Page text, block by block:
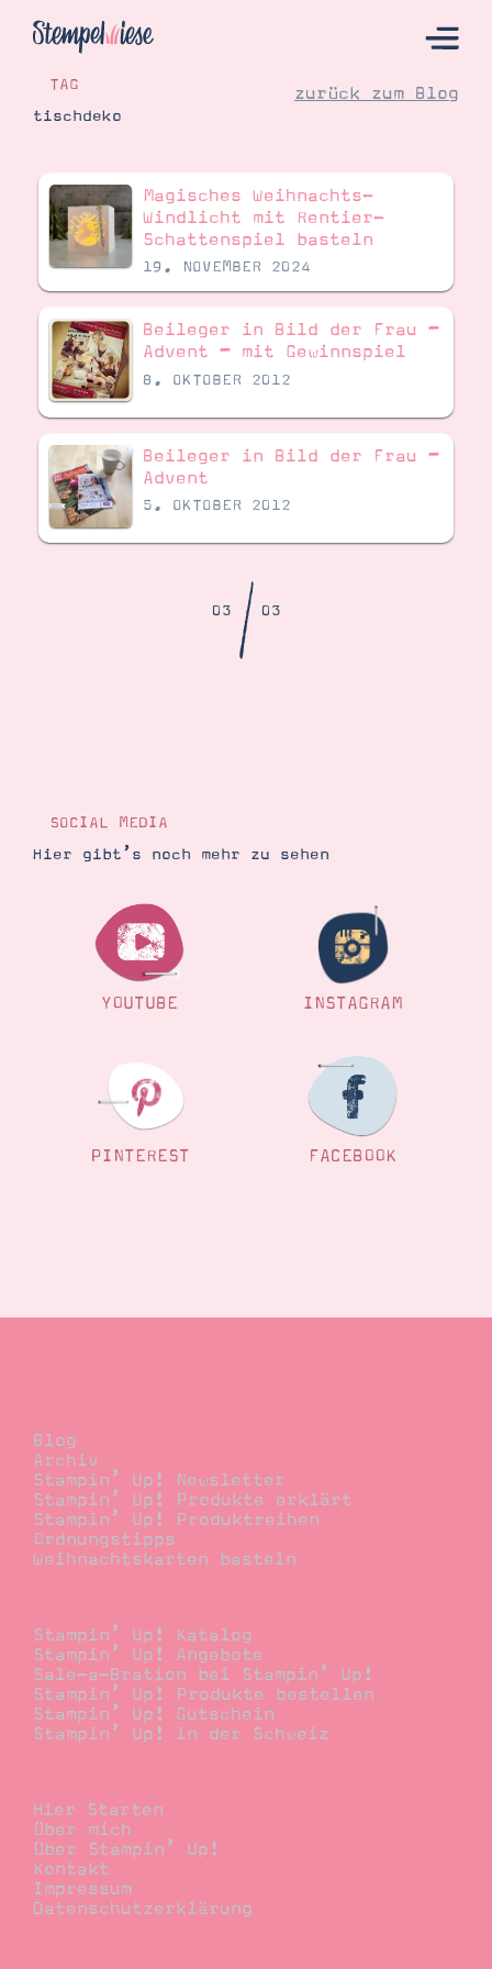
Hier Starten
Katalog
Bestellen
Kontakt
Angebote
Demonstrator werden
Blog
Gutscheine
Über Stampin’ Up!
TAG
tischdeko
zurück zum Blog
Magisches Weihnachts-
Windlicht mit Rentier-
Schattenspiel basteln
19. NOVEMBER 2024
Beileger in Bild der Frau –
Advent – mit Gewinnspiel
8. OKTOBER 2012
Beileger in Bild der Frau –
Advent
5. OKTOBER 2012
03/03
SOCIAL MEDIA
Hier gibt’s noch mehr zu sehen
YOUTUBE INSTAGRAM
PINTEREST FACEBOOK
Blog
Archiv
Stampin’ Up! Newsletter
Stampin’ Up! Produkte erklärt
Stampin’ Up! Produktreihen
Ordnungstipps
Weihnachtskarten basteln
Stampin’ Up! Katalog
Stampin’ Up! Angebote
Sale-a-Bration bei Stampin’ Up!
Stampin’ Up! Produkte bestellen
Stampin’ Up! Gutschein
Stampin’ Up! in der Schweiz
Hier Starten
Über mich
Über Stampin’ Up!
Kontakt
Impressum
Datenschutzerklärung